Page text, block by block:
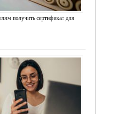
получить сертификат для